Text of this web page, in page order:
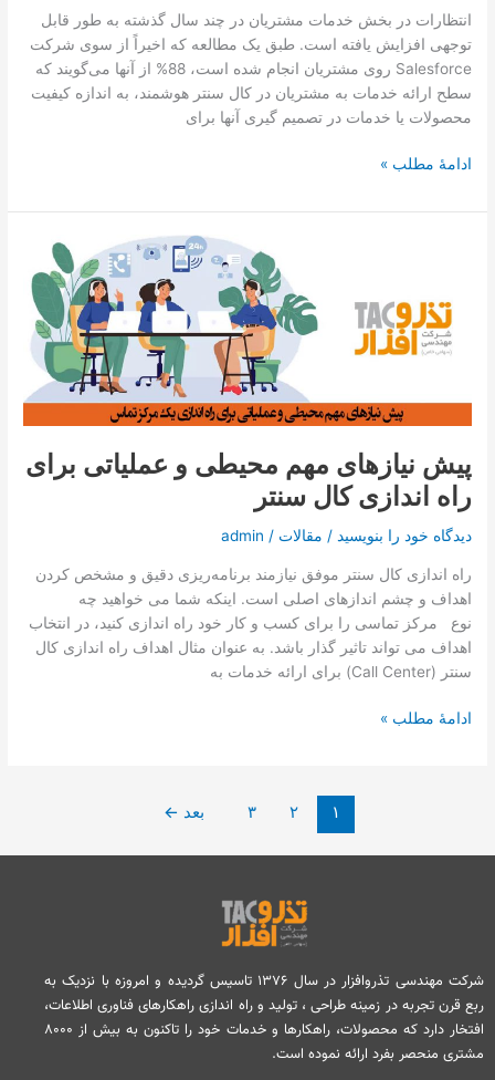
انتظارات در بخش خدمات مشتریان در چند سال گذشته به طور قابل
توجهی افزایش یافته است. طبق یک مطالعه که اخیراً از سوی شرکت
Salesforce روی مشتریان انجام شده است، 88% از آنها می‌گویند که
سطح ارائه خدمات به مشتریان در کال سنتر هوشمند، به اندازه کیفیت
محصولات یا خدمات در تصمیم گیری آنها برای
ادامۀ مطلب »
پیش نیازهای مهم محیطی و عملیاتی برای
راه اندازی کال سنتر
دیدگاه‌ خود را بنویسید / مقالات /
admin
راه اندازی کال سنتر موفق نیازمند برنامه‌ریزی دقیق و مشخص کردن
اهداف و چشم اندازهای اصلی است. اینکه شما می خواهید چه
نوع مرکز تماسی را برای کسب و کار خود راه اندازی کنید، در انتخاب
اهداف می تواند تاثیر گذار باشد. به عنوان مثال اهداف راه اندازی کال
سنتر (Call Center) برای ارائه خدمات به
محیطی
کال
سنتر
ادامۀ مطلب »
۱ ۲ ۳ بعد ←
شرکت مهندسی تذروافزار در سال ۱۳۷۶ تاسیس گردیده و امروزه با نزدیک به
ربع قرن تجربه در زمینه طراحی ، تولید و راه اندازی راهکارهای فناوری اطلاعات،
افتخار دارد که محصولات، راهکارها و خدمات خود را تاکنون به بیش از ۸۰۰۰
مشتری منحصر بفرد ارائه نموده است.